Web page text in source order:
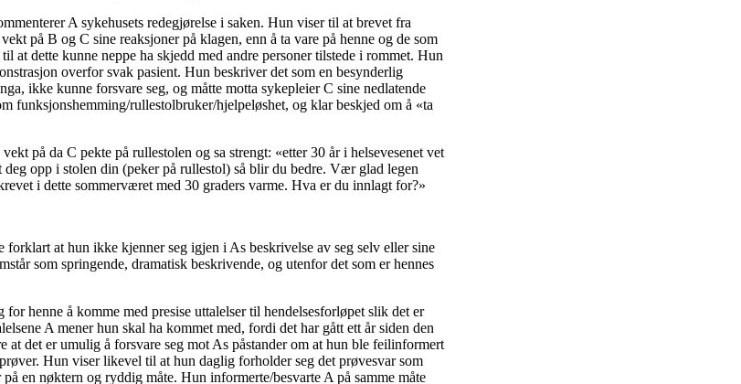
A sykehusets redegjørelse i saken. Hun viser til at brevet fra
på B og C sine reaksjoner på klagen, enn å ta vare på henne og de som
at dette kunne neppe ha skjedd med andre personer tilstede i rommet. Hun
overfor svak pasient. Hun beskriver det som en besynderlig
ikke kunne forsvare seg, og måtte motta sykepleier C sine nedlatende
funksjonshemming/rullestolbruker/hjelpeløshet, og klar beskjed om å «ta
på da C pekte på rullestolen og sa strengt: «etter 30 år i helsevesenet vet
opp i stolen din (peker på rullestol) så blir du bedre. Vær glad legen
i dette sommerværet med 30 graders varme. Hva er du innlagt for?»
forklart at hun ikke kjenner seg igjen i As beskrivelse av seg selv eller sine
som springende, dramatisk beskrivende, og utenfor det som er hennes
henne å komme med presise uttalelser til hendelsesforløpet slik det er
A mener hun skal ha kommet med, fordi det har gått ett år siden den
at det er umulig å forsvare seg mot As påstander om at hun ble feilinformert
Hun viser likevel til at hun daglig forholder seg det prøvesvar som
en nøktern og ryddig måte. Hun informerte/besvarte A på samme måte